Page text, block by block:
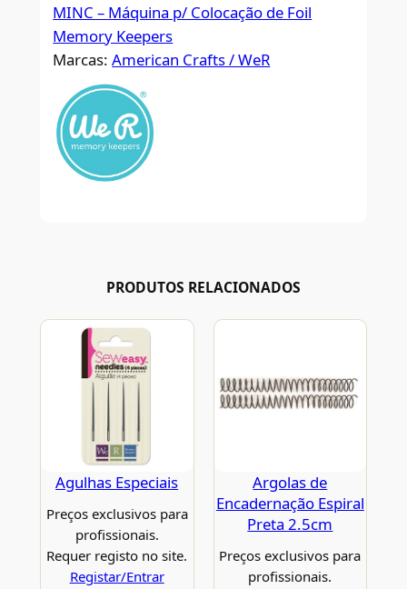
MINC – Máquina p/ Colocação de Foil
Memory Keepers
Marcas:American Crafts / WeR
PRODUTOS RELACIONADOS
Agulhas Especiais
Preços exclusivos para
profissionais.
Requer registo no site.
Registar/Entrar
Argolas de
Encadernação Espiral
Preta 2.5cm
Preços exclusivos para
profissionais.